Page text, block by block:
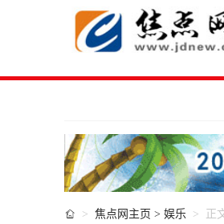
 焦点网主页 > 娱乐 正